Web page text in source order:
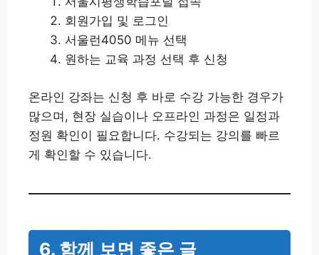
회원가입 및 로그인
서울런4050 메뉴 선택
원하는 교육 과정 선택 후 신청
온라인 강좌는 신청 후 바로 수강 가능한 경우가
많으며, 현장 실습이나 오프라인 과정은 일정과
정원 확인이 필요합니다. 수강되는 강의를 빠르
게 확인할 수 있습니다.
6. 함께 보면 좋은 글